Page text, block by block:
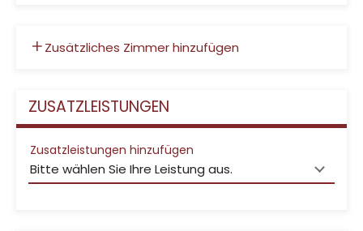
Zusätzliches Zimmer hinzufügen
ZUSATZLEISTUNGEN
Zusatzleistungen hinzufügen